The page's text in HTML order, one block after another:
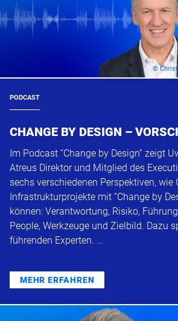
©
PODCAST
CHANGE BY DESIGN –
Im Podcast “Change by Design” zeigt
Atreus Direktor und Mitglied des
sechs verschiedenen Perspektiven, wie
Infrastrukturprojekte mit “Change by
können: Verantwortung, Risiko,
People, Werkzeuge und Zielbild. Dazu
führenden Experten. …
MEHR ERFAHREN